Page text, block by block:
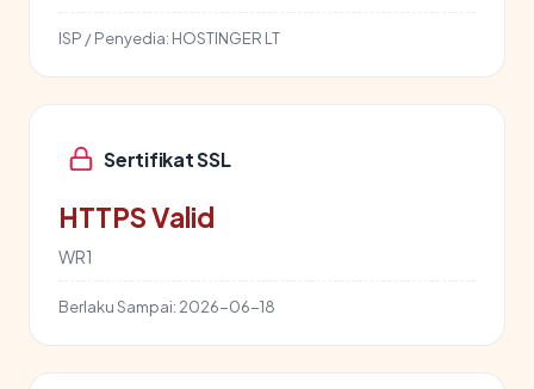
ISP / Penyedia: HOSTINGER LT
Sertifikat SSL
HTTPS Valid
WR1
Berlaku Sampai: 2026-06-18